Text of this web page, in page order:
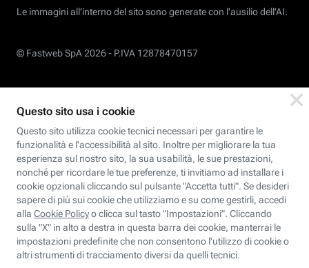
Le immagini all’interno del sito sono generate con l'ausilio dell'AI.
© Fastweb SpA 2026 - P.IVA 12878470157